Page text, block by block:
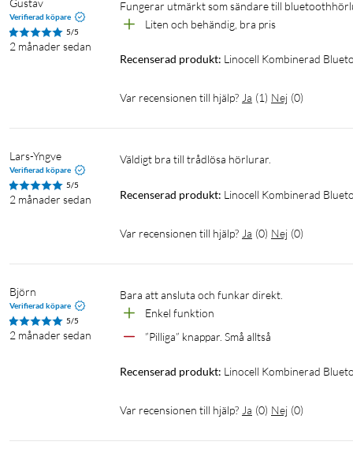
Gustav
Verifierad köpare
5/5
2 månader sedan
Fungerar utmärkt som sändare till
Liten och behändig, bra pris
Recenserad produkt: Linocell Kombinerad
Var recensionen till hjälp? Ja (1) Nej (0)
Lars-Yngve
Verifierad köpare
5/5
2 månader sedan
Väldigt bra till trådlösa hörlurar.
Recenserad produkt: Linocell Kombinerad
Var recensionen till hjälp? Ja (0) Nej (0)
Björn
Verifierad köpare
5/5
2 månader sedan
Bara att ansluta och funkar direkt.
Enkel funktion
”Pilliga” knappar. Små alltså
Recenserad produkt: Linocell Kombinerad
Var recensionen till hjälp? Ja (0) Nej (0)